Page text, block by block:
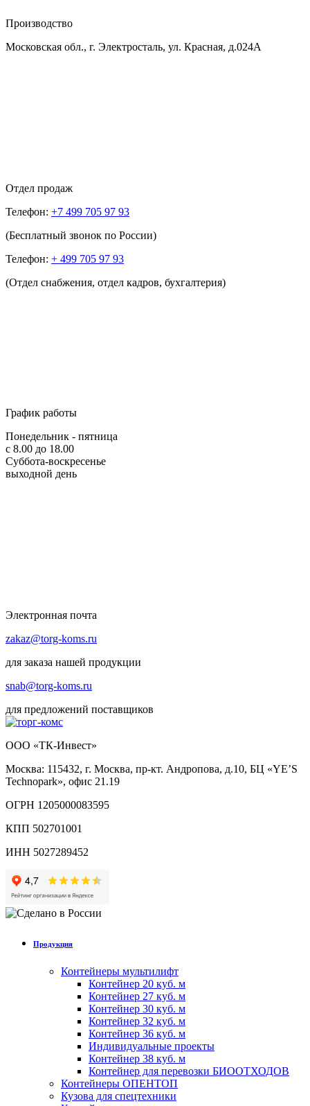
Производство
Московская обл., г. Электросталь, ул. Красная, д.024А
Отдел продаж
Телефон: +7 499 705 97 93
(Бесплатный звонок по России)
Телефон: + 499 705 97 93
(Отдел снабжения, отдел кадров, бухгалтерия)
График работы
Понедельник - пятница
с 8.00 до 18.00
Суббота-воскресенье
выходной день
Электронная почта
zakaz@torg-koms.ru
для заказа нашей продукции
snab@torg-koms.ru
для предложений поставщиков
ООО «ТК-Инвест»
Москва: 115432, г. Москва, пр-кт. Андропова, д.10, БЦ «YE’S
Technopark», офис 21.19
ОГРН 1205000083595
КПП 502701001
ИНН 5027289452
Продукция
Контейнеры мультилифт
Контейнер 20 куб. м
Контейнер 27 куб. м
Контейнер 30 куб. м
Контейнер 32 куб. м
Контейнер 36 куб. м
Индивидуальные проекты
Контейнер 38 куб. м
Контейнер для перевозки БИООТХОДОВ
Контейнеры ОПЕНТОП
Кузова для спецтехники